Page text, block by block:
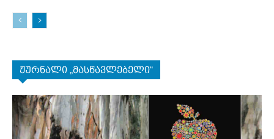
ჟურნალი „მასწავლებელი“